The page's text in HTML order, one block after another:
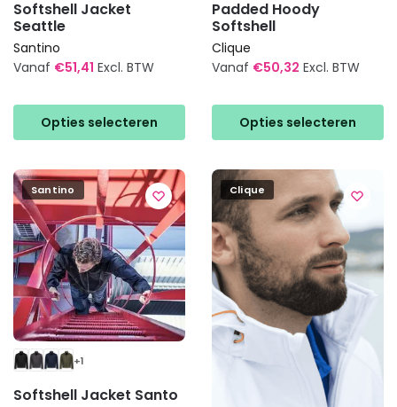
Softshell Jacket
Seattle
Santino
Vanaf €51,41 Excl. BTW
Opties selecteren
product
heeft
variaties.
Deze
optie
kan
gekozen
worden
op
de
productpagina
Padded Hoody
Softshell
Clique
Vanaf €50,32 Excl. BTW
Opties selecteren
product
heeft
variaties.
Deze
optie
kan
gekozen
worden
op
de
productpagina
Santino
+1
Softshell Jacket Santo
Clique